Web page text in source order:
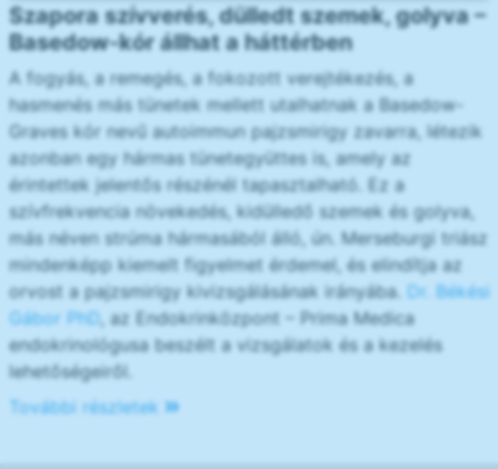
Szapora szívverés, dülledt szemek, golyva –
Basedow-kór állhat a háttérben
A fogyás, a remegés, a fokozott verejtékezés, a
hasmenés más tünetek mellett utalhatnak a Basedow-
Graves kór nevű autoimmun pajzsmirigy zavarra, létezik
azonban egy hármas tünetegyüttes is, amely az
érintettek jelentős részénél tapasztalható. Ez a
szívfrekvencia növekedés, kidülledő szemek és golyva,
más néven strúma hármasából álló, ún. Merseburgi triász
mindenképp kiemelt figyelmet érdemel, és elindítja az
orvost a pajzsmirigy kivizsgálásának irányába. Dr. Békési
Gábor PhD, az Endokrinközpont – Prima Medica
endokrinológusa beszélt a vizsgálatok és a kezelés
lehetőségeiről.
További részletek